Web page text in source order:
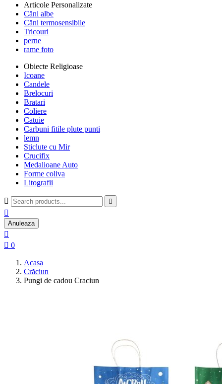
Articole Personalizate
Căni albe
Căni termosensibile
Tricouri
perne
rame foto
Obiecte Religioase
Icoane
Candele
Brelocuri
Bratari
Coliere
Catuie
Carbuni fitile plute punti
lemn
Sticlute cu Mir
Crucifix
Medalioane Auto
Forme coliva
Litografii
 

Anuleaza

 0
Acasa
Crăciun
Pungi de cadou Craciun